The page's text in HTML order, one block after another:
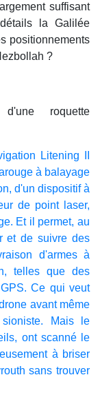
suffisant
la Galilée
positionnements
?
roquette
Litening II
à balayage
d'un dispositif à
de point laser,
Et il permet, au
et de suivre des
d'armes à
telles que des
Ce qui veut
avant même
Mais le
ont scanné le
à briser
sans trouver